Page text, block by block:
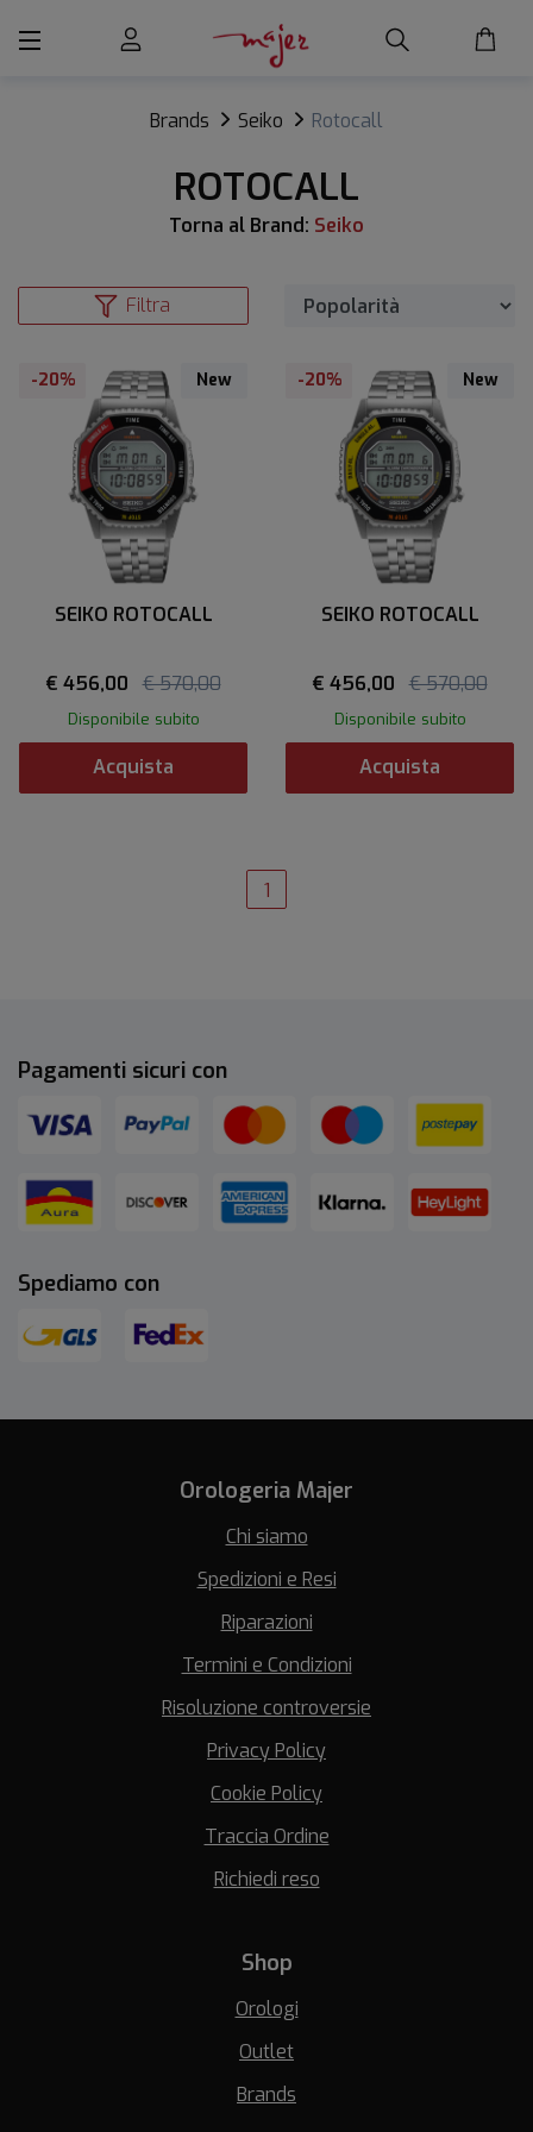
Brands Seiko Rotocall
ROTOCALL
Torna al Brand: Seiko
Filtra
-20% New
SEIKO ROTOCALL
€ 456,00 € 570,00
Disponibile subito
Acquista
-20% New
SEIKO ROTOCALL
€ 456,00 € 570,00
Disponibile subito
Acquista
1
Pagamenti sicuri con
Spediamo con
Orologeria Majer
Chi siamo
Spedizioni e Resi
Riparazioni
Termini e Condizioni
Risoluzione controversie
Privacy Policy
Cookie Policy
Traccia Ordine
Richiedi reso
Shop
Orologi
Outlet
Brands